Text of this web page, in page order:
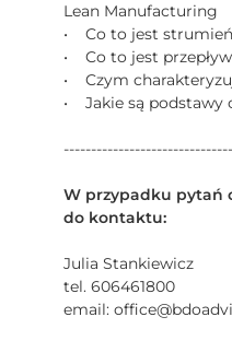
Lean Manufacturing
• Co to jest
• Co to jest przepływ
• Czym
• Jakie są podstawy
W przypadku pytań
do kontaktu:
Julia Stankiewicz
tel. 606461800
email: